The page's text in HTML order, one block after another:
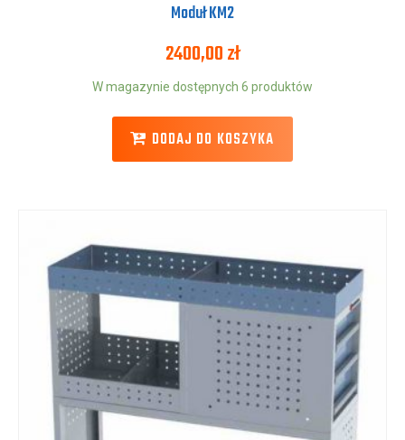
Moduł KM2
2400,00zł
W magazynie dostępnych 6 produktów
DODAJ DO KOSZYKA